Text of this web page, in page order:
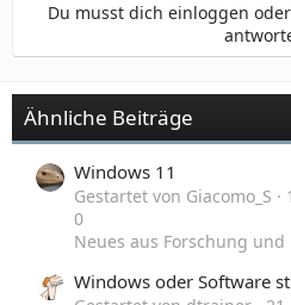
Du musst dich einloggen
Ähnliche Beiträge
Windows 11
Gestartet von Giacomo_S
0
Neues aus Forschung
Windows oder Software